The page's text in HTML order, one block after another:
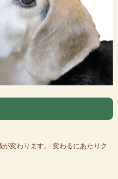
変わります。 変わるにあたりク